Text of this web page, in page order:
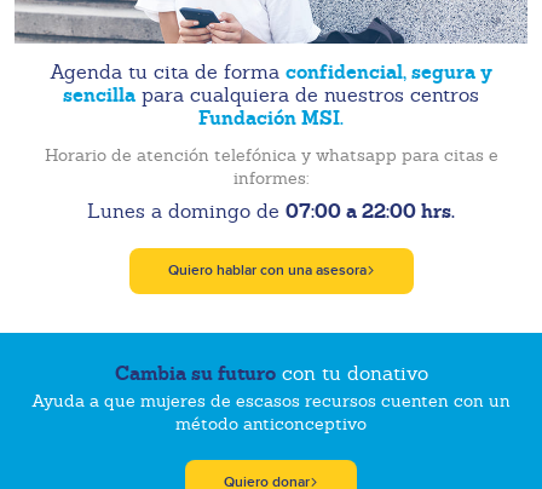
Agenda tu cita de forma confidencial, segura y
sencilla para cualquiera de nuestros centros
Fundación MSI.
Horario de atención telefónica y whatsapp para citas e
informes:
Lunes a domingo de 07:00 a 22:00 hrs.
Quiero hablar con una asesora
Cambia su futurocon tu donativo
Ayuda a que mujeres de escasos recursos cuenten con un
método anticonceptivo
Quiero donar